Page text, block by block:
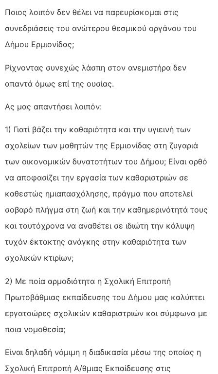
Ποιος λοιπόν δεν θέλει να παρευρίσκομαι στις
συνεδριάσεις του ανώτερου θεσμικού οργάνου του
Δήμου Ερμιονίδας;
Ρίχνοντας συνεχώς λάσπη στον ανεμιστήρα δεν
απαντά όμως επί της ουσίας.
Ας μας απαντήσει λοιπόν:
1) Γιατί βάζει την καθαριότητα και την υγιεινή των
σχολείων των μαθητών της Ερμιονίδας στη ζυγαριά
των οικονομικών δυνατοτήτων του Δήμου; Είναι ορθό
να αποφασίζει την εργασία των καθαριστριών σε
καθεστώς ημιαπασχόλησης, πράγμα που αποτελεί
σοβαρό πλήγμα στη ζωή και την καθημερινότητά τους
και ταυτόχρονα να αναθέτει σε ιδιώτη την κάλυψη
τυχόν έκτακτης ανάγκης στην καθαριότητα των
σχολικών κτιρίων;
2) Με ποία αρμοδιότητα η Σχολική Επιτροπή
Πρωτοβάθμιας εκπαίδευσης του Δήμου μας καλύπτει
εργατοώρες σχολικών καθαριστριών και σύμφωνα με
ποια νομοθεσία;
Είναι δηλαδή νόμιμη η διαδικασία μέσω της οποίας η
Σχολική Επιτροπή Α/θμιας Εκπαίδευσης στις